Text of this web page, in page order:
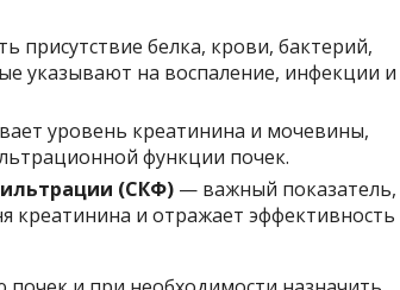
присутствие белка, крови, бактерий,
указывают на воспаление, инфекции и
уровень креатинина и мочевины,
функции почек.
(СКФ) — важный показатель,
креатинина и отражает эффективность